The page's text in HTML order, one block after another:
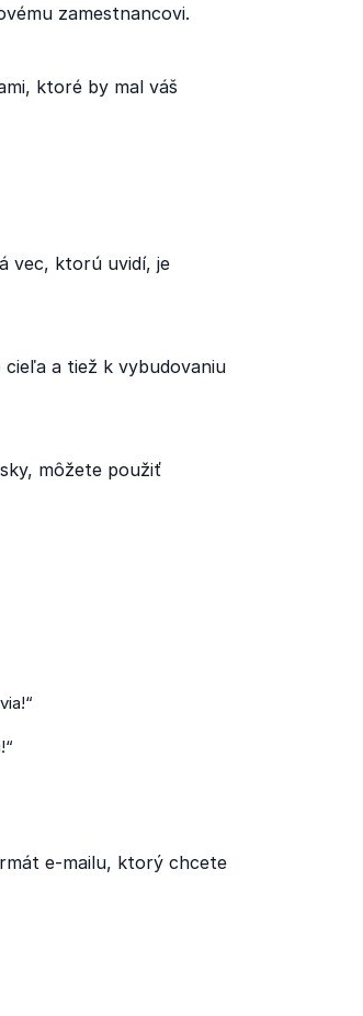
zamestnancovi.
ktoré by mal váš
vec, ktorú uvidí, je
a tiež k vybudovaniu
môžete použiť
e-mailu, ktorý chcete